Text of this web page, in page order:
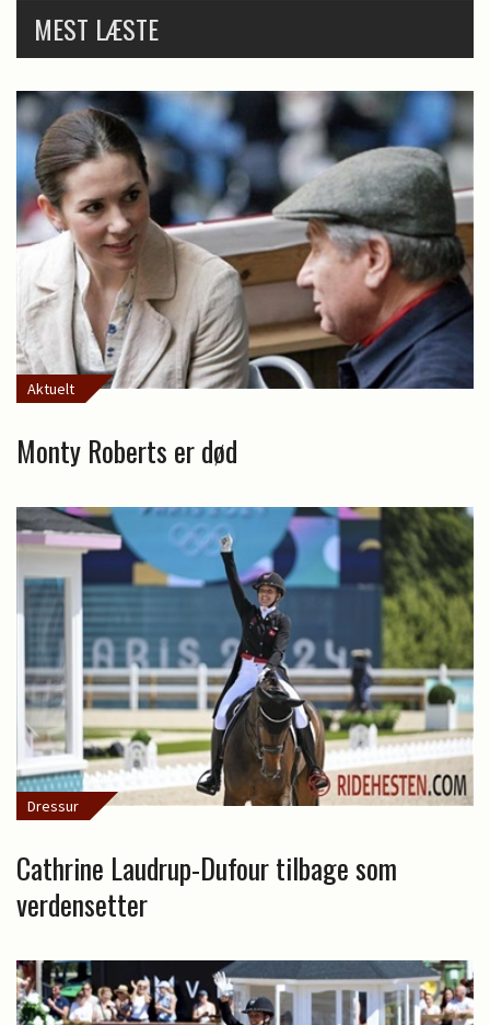
MEST LÆSTE
Aktuelt
Monty Roberts er død
Dressur
Cathrine Laudrup-Dufour tilbage som
verdensetter